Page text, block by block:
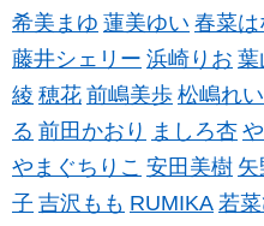
希美まゆ 蓮美ゆい 春菜は
藤井シェリー 浜崎りお 葉
綾 穂花 前嶋美歩 松嶋れ
る 前田かおり ましろ杏
やまぐちりこ 安田美樹
子 吉沢もも RUMIKA 若